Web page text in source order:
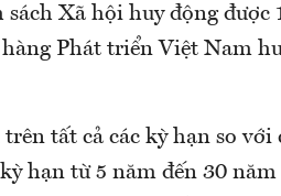
Xã hội huy động được
Phát triển Việt Nam
tất cả các kỳ hạn so với
hạn từ 5 năm đến 30